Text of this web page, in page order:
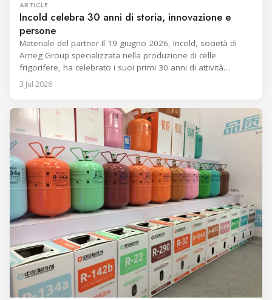
ARTICLE
Incold celebra 30 anni di storia, innovazione e
persone
Materiale del partner Il 19 giugno 2026, Incold, società di
Arneg Group specializzata nella produzione di celle
frigorifere, ha celebrato i suoi primi 30 anni di attività
insieme a dipendenti, partner e alle loro famiglie. È stato un
momento di condivisione e gratitudine, pensato per
3 Jul 2026